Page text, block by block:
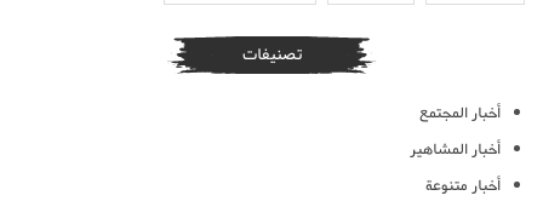
تصنيفات
أخبار المجتمع
أخبار المشاهير
أخبار متنوعة